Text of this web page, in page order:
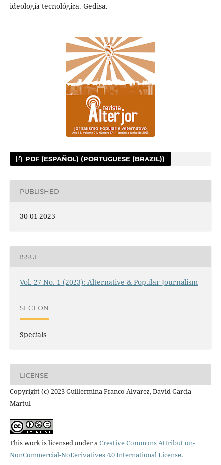
ideología tecnológica. Gedisa.
PDF (ESPAÑOL) (PORTUGUESE (BRAZIL))
PUBLISHED
30-01-2023
ISSUE
Vol. 27 No. 1 (2023): Alternative & Popular Journalism
SECTION
Specials
LICENSE
Copyright (c) 2023 Guillermina Franco Alvarez, David Garcia
Martul
This work is licensed under aCreative Commons Attribution-
NonCommercial-NoDerivatives 4.0 International License.